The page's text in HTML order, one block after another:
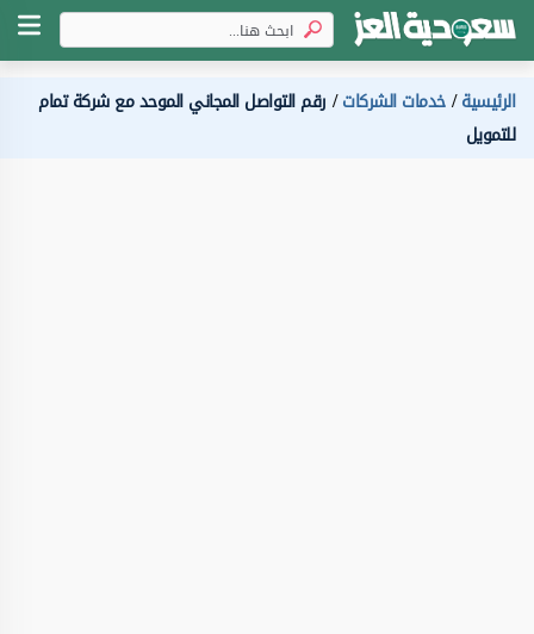
الرئيسية خدمات الشركات رقم التواصل المجاني الموحد مع شركة تمام
للتمويل